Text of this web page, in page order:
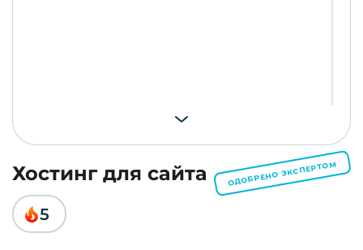
Хостинг для сайта ОДОБРЕНО ЭКСПЕРТОМ
5